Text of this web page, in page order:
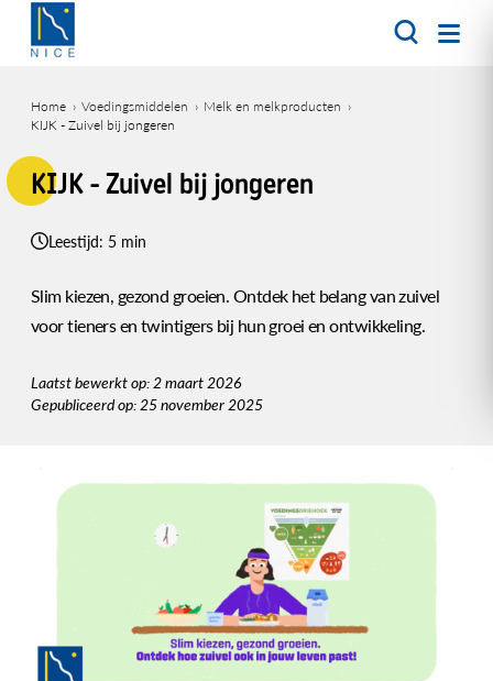
Overslaan
naar
inhoud
Kruimelpad
Home Voedingsmiddelen
Melk en melkproducten
KIJK - Zuivel bij jongeren
KIJK - Zuivel bij jongeren
Leestijd: 5 min
Slim kiezen, gezond groeien. Ontdek het belang van zuivel
voor tieners en twintigers bij hun groei en ontwikkeling.
Laatst bewerkt op: 2 maart 2026
Gepubliceerd op: 25 november 2025